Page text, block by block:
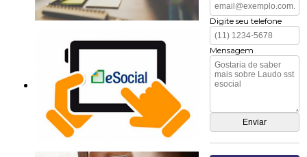
Digite seu telefone
Mensagem